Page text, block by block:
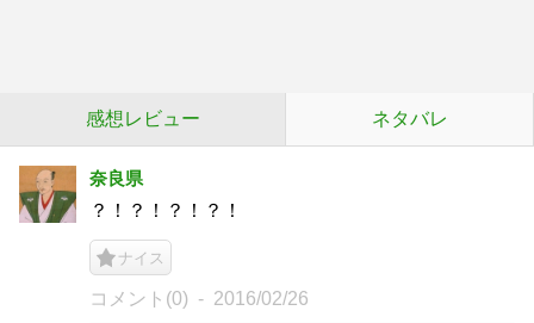
感想レビュー ネタバレ
奈良県
？！？！？！？！
ナイス
コメント(0) 2016/02/26